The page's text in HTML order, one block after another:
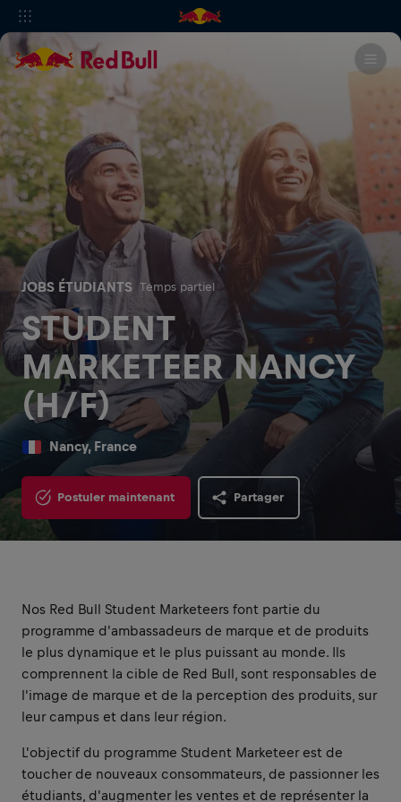
JOBS ÉTUDIANTS Temps partiel
STUDENT
MARKETEER NANCY
(H/F)
Nancy, France
Postuler maintenant Partager
Nos Red Bull Student Marketeers font partie du
programme d'ambassadeurs de marque et de produits
le plus dynamique et le plus puissant au monde. Ils
comprennent la cible de Red Bull, sont responsables de
l'image de marque et de la perception des produits, sur
leur campus et dans leur région.
L'objectif du programme Student Marketeer est de
toucher de nouveaux consommateurs, de passionner les
étudiants, d'augmenter les ventes et de représenter la